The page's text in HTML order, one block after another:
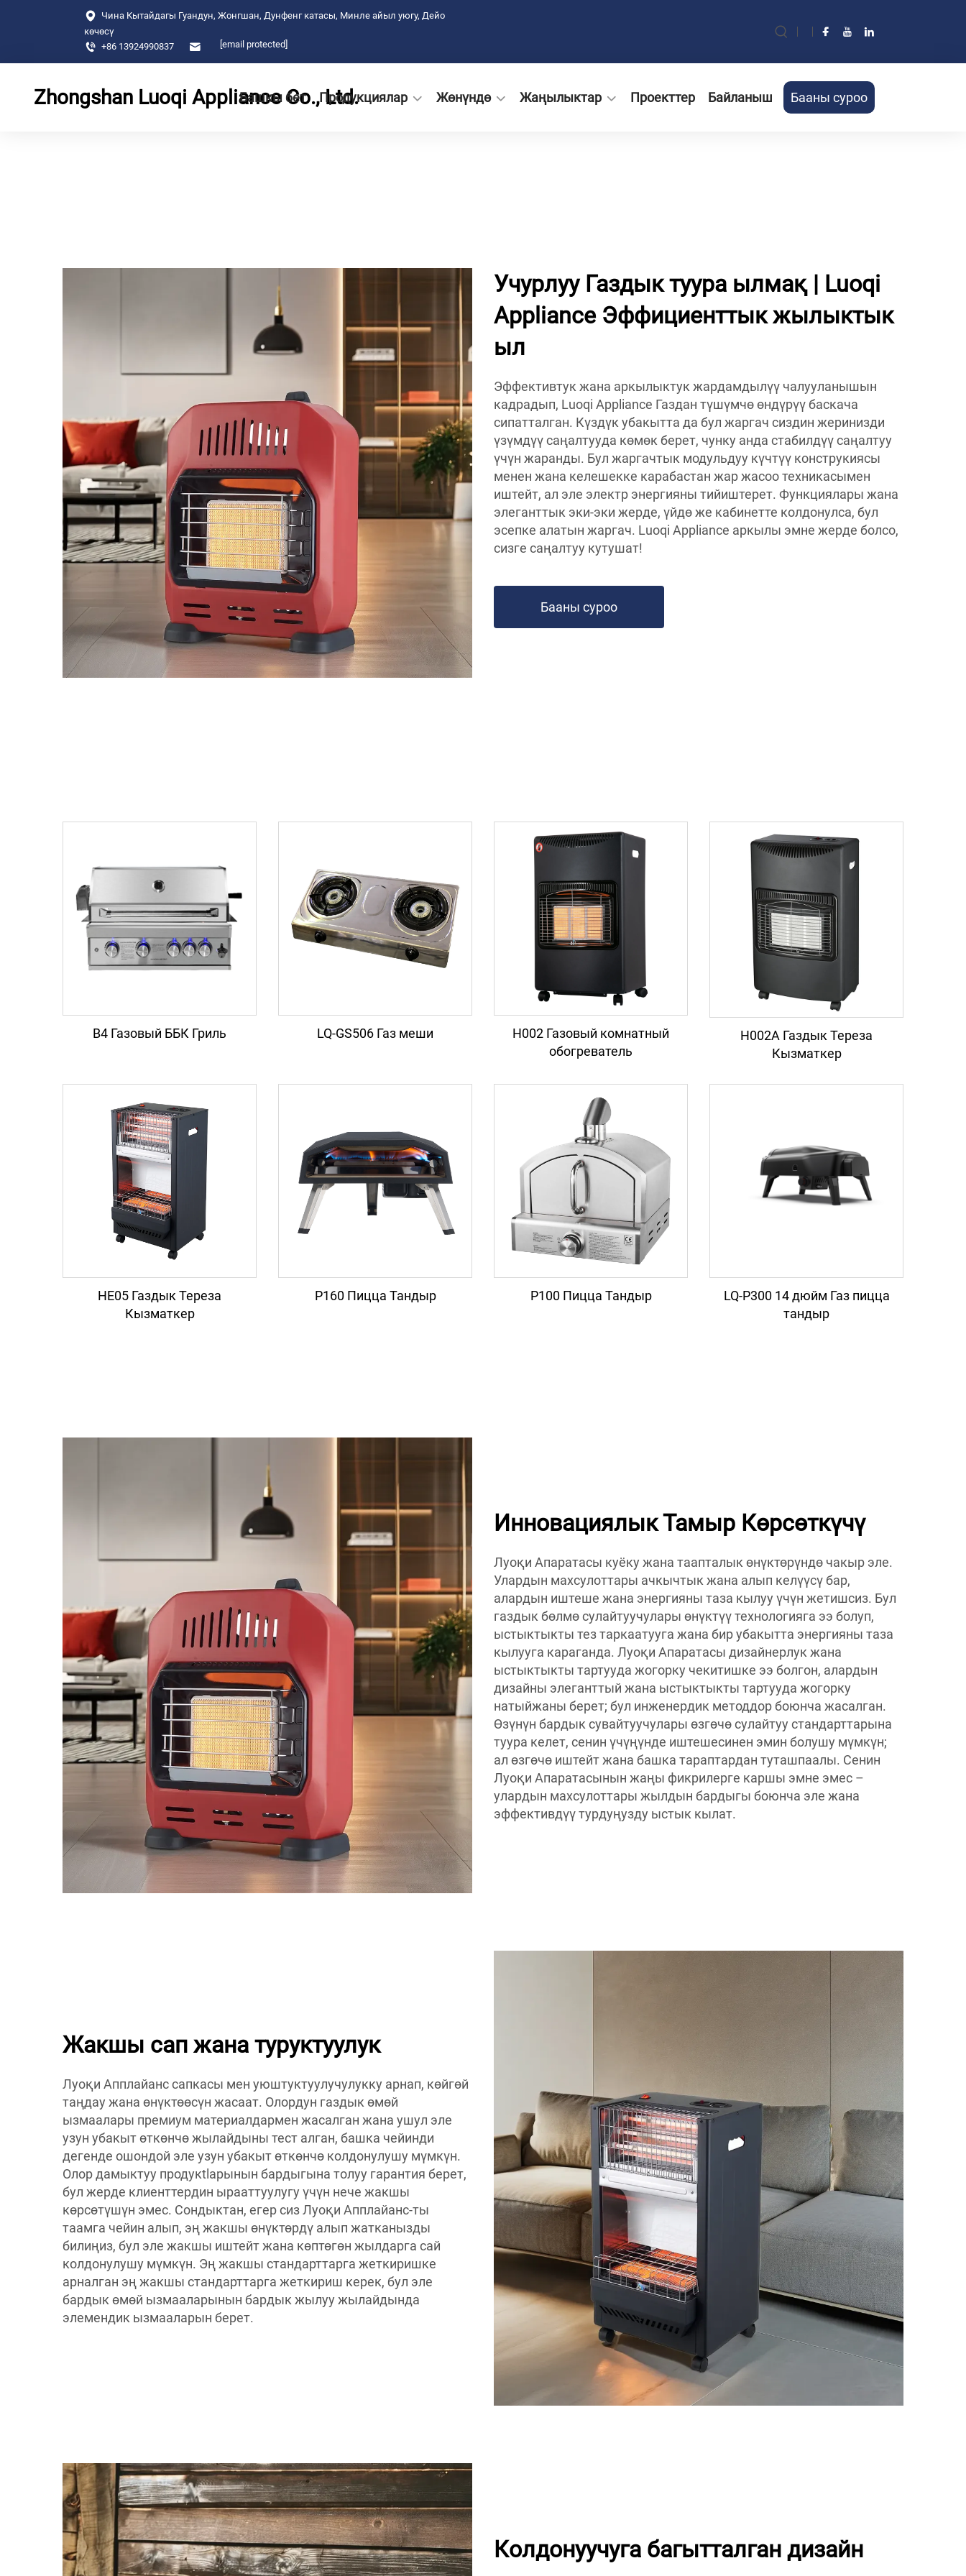
Чина Кытайдагы Гуандун, Жонгшан, Дунфенг катасы, Минле айыл уюгу, Дейо
көчөсү
+86 13924990837
[email protected]
Zhongshan Luoqi Appliance Co., Ltd.
Башкы бет Продукциялар Жөнүндө Жаңылыктар Проекттер Байланыш Бааны суроо
Учурлуу Газдык туура ылмақ | Luoqi
Appliance Эффициенттык жылыктык
ыл
Эффективтук жана аркылыктук жардамдылүү чалууланышын
кадрадып, Luoqi Appliance Газдан түшүмчө өндүрүү баскача
сипатталган. Күздүк убакытта да бул жаргач сиздин жеринизди
үзүмдүү саңалтууда көмөк берет, чунку анда стабилдүү саңалтуу
үчүн жаранды. Бул жаргачтык модульдуу күчтүү конструкиясы
менен жана келешекке карабастан жар жасоо техникасымен
иштейт, ал эле электр энергияны тийиштерет. Функциялары жана
элеганттык эки-эки жерде, үйдө же кабинетте колдонулса, бул
эсепке алатын жаргач. Luoqi Appliance аркылы эмне жерде болсо,
сизге саңалтуу кутушат!
Бааны суроо
B4 Газовый ББК Гриль LQ-GS506 Газ меши
H002 Газовый комнатный
обогреватель
H002A Газдык Тереза
Кызматкер
HE05 Газдык Тереза
Кызматкер
P160 Пицца Тандыр P100 Пицца Тандыр
LQ-P300 14 дюйм Газ пицца
тандыр
Инновациялык Тамыр Көрсөткүчү
Луоқи Апаратасы куёку жана таапталык өнүктөрүндө чакыр эле.
Улардын махсулоттары ачкычтык жана алып келүүсү бар,
алардын иштеше жана энергияны таза кылуу үчүн жетишсиз. Бул
газдык бөлмө сулайтуучулары өнүктүү технологияга ээ болуп,
ыстыктыкты тез таркаатууга жана бир убакытта энергияны таза
кылууга караганда. Луоқи Апаратасы дизайнерлук жана
ыстыктыкты тартууда жогорку чекитишке ээ болгон, алардын
дизайны элеганттый жана ыстыктыкты тартууда жогорку
натыйжаны берет; бул инженердик методдор боюнча жасалган.
Өзүнүн бардык сувайтуучулары өзгөчө сулайтуу стандарттарына
туура келет, сенин үчүңүнде иштешесинен эмин болушу мүмкүн;
ал өзгөчө иштейт жана башка тараптардан туташпаалы. Сенин
Луоқи Апаратасынын жаңы фикрилерге каршы эмне эмес –
улардын махсулоттары жылдын бардыгы боюнча эле жана
эффективдүү турдуңузду ыстык кылат.
Жакшы сап жана туруктуулук
Луоқи Апплайанс сапкасы мен уюштуктуулучулукку арнап, көйгөй
таңдау жана өнүктөөсүн жасаат. Олордун газдык өмөй
ызмаалары премиум материалдармен жасалган жана ушул эле
узун убакыт өткөнчө жылайдыны тест алган, башка чейинди
дегенде ошондой эле узун убакыт өткөнчө колдонулушу мүмкүн.
Олор дамыктуу продукtlарынын бардыгына толуу гарантия берет,
бул жерде клиенттердин ырааттуулугу үчүн нече жакшы
көрсөтүшүн эмес. Сондыктан, егер сиз Луоқи Апплайанс-ты
таамга чейин алып, эң жакшы өнүктөрдү алып жатканызды
билиңиз, бул эле жакшы иштейт жана көптөгөн жылдарга сай
колдонулушу мүмкүн. Эң жакшы стандарттарга жеткиришке
арналган эң жакшы стандарттарга жеткириш керек, бул эле
бардык өмөй ызмааларынын бардык жылуу жылайдында
элемендик ызмааларын берет.
Колдонуучуга багытталган дизайн